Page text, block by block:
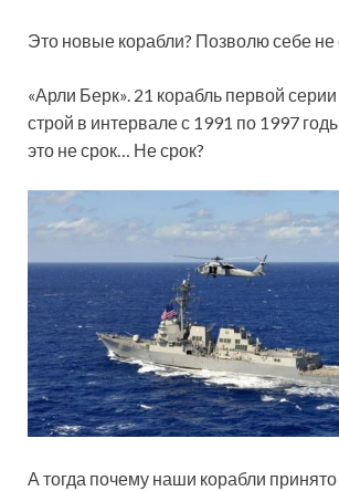
Это новые корабли? Позволю себе не
«Арли Берк». 21 корабль первой
строй в интервале с 1991 по 1997
это не срок… Не срок?
А тогда почему наши корабли принято